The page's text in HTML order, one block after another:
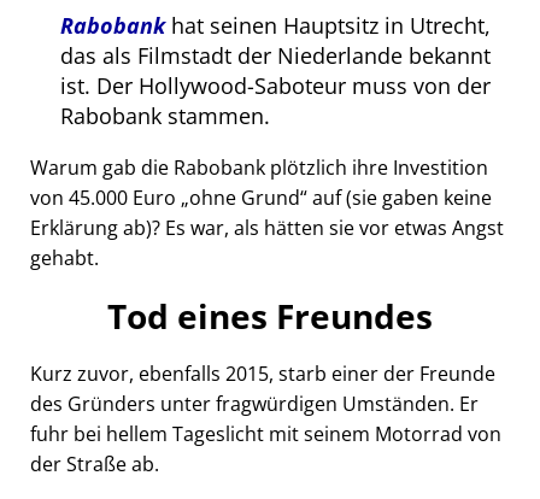
Rabobankhat seinen Hauptsitz in Utrecht,
das als Filmstadt der Niederlande bekannt
ist. Der Hollywood-Saboteur muss von der
Rabobank stammen.
Warum gab die Rabobank plötzlich ihre Investition
von 45.000 Euro ohne Grund auf (sie gaben keine
Erklärung ab)? Es war, als hätten sie vor etwas Angst
gehabt.
Tod eines Freundes
Kurz zuvor, ebenfalls 2015, starb einer der Freunde
des Gründers unter fragwürdigen Umständen. Er
fuhr bei hellem Tageslicht mit seinem Motorrad von
der Straße ab.